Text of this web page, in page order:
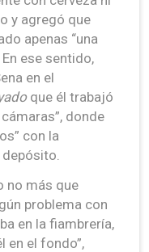
y agregó que
apenas “una
ese sentido,
en el
que él trabajó
donde
con la
no más que
problema con
en la fiambrería,
en el fondo”,